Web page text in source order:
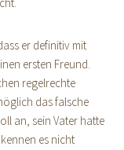
er definitiv mit
ersten Freund.
regelrechte
das falsche
an, sein Vater hatte
es nicht